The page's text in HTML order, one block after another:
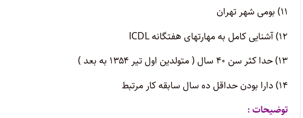
۱۱) بومی شهر تهران
۱۲) آشنایی کامل به مهارتهای هفتگانه ICDL
۱۳) حدا کثر سن ۴۰ سال ( متولدین اول تیر ۱۳۵۴ به بعد )
۱۴) دارا بودن حداقل ده سال سابقه کار مرتبط
توضیحات :